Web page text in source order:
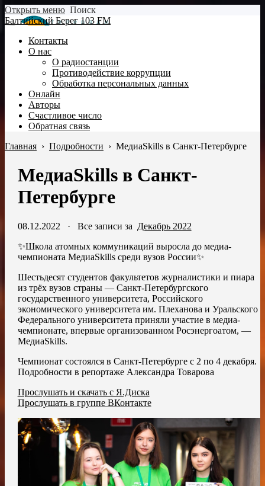
Открыть меню Поиск
Балтийский Берег 103 FM
Контакты
О нас
О радиостанции
Противодействие коррупции
Обработка персональных данных
Онлайн
Авторы
Счастливое число
Обратная связь
Главная › Подробности › МедиаSkills в Санкт-Петербурге
МедиаSkills в Санкт-
Петербурге
08.12.2022 · Все записи за Декабрь 2022
✨Школа атомных коммуникаций выросла до медиа-
чемпионата МедиаSkills среди вузов России✨
Шестьдесят студентов факультетов журналистики и пиара
из трёх вузов страны — Санкт-Петербургского
государственного университета, Российского
экономического университета им. Плеханова и Уральского
Федерального университета приняли участие в медиа-
чемпионате, впервые организованном Росэнергоатом, —
МедиаSkills.
Чемпионат состоялся в Санкт-Петербурге с 2 по 4 декабря.
Подробности в репортаже Александра Товарова
Прослушать и скачать с Я.Диска
Прослушать в группе ВКонтакте